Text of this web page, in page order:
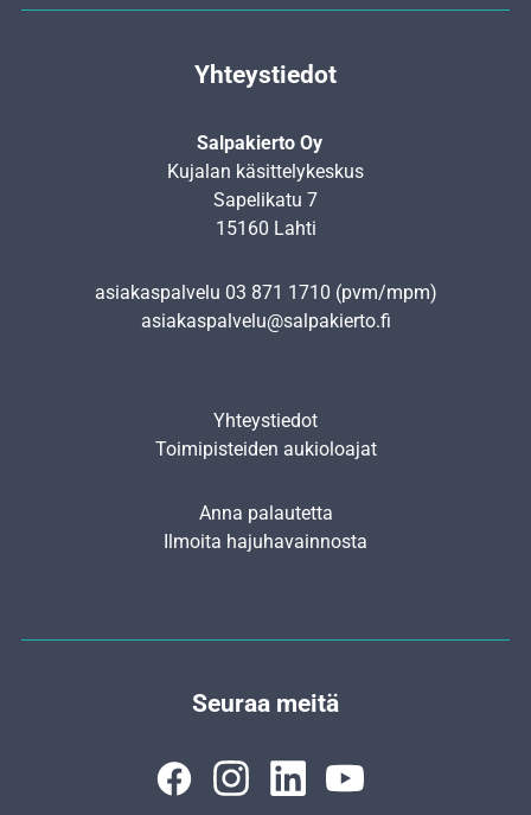
Yhteystiedot
Salpakierto Oy
Kujalan käsittelykeskus
Sapelikatu 7
15160 Lahti
asiakaspalvelu 03 871 1710 (pvm/mpm)
asiakaspalvelu@salpakierto.fi
Yhteystiedot
Toimipisteiden aukioloajat
Anna palautetta
Ilmoita hajuhavainnosta
Seuraa meitä